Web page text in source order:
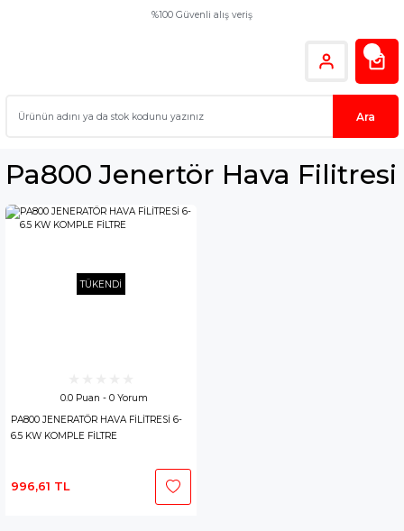
%100 Güvenli alış veriş
Ara
Pa800 Jenertör Hava Filitresi
TÜKENDİ
0.0 Puan - 0 Yorum
PA800 JENERATÖR HAVA FİLİTRESİ 6-
6.5 KW KOMPLE FİLTRE
996,61 TL